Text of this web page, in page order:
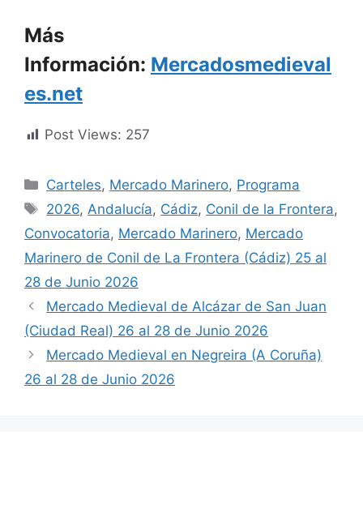
Más
Información: Mercadosmedieval
es.net
Post Views: 257
Categorías
Carteles, Mercado Marinero, Programa
Etiquetas
2026,Andalucía, Cádiz, Conil de la Frontera,
Convocatoria, Mercado Marinero, Mercado
Marinero de Conil de La Frontera (Cádiz) 25 al
28 de Junio 2026
Mercado Medieval de Alcázar de San Juan
(Ciudad Real) 26 al 28 de Junio 2026
Mercado Medieval en Negreira (A Coruña)
26 al 28 de Junio 2026